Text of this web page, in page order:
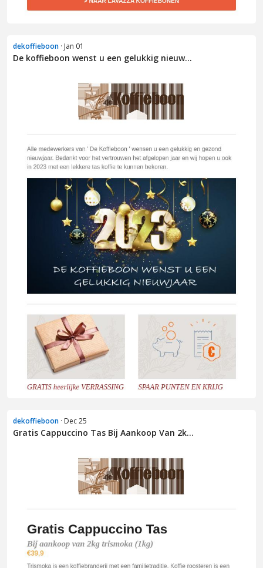
dekoffieboon · Jan 01
De koffieboon wenst u een gelukkig nieuw...
dekoffieboon · Dec 25
Gratis Cappuccino Tas Bij Aankoop Van 2k...